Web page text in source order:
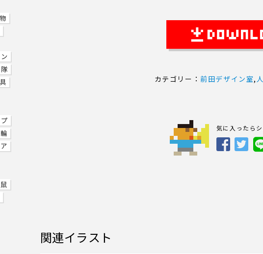
鼠
カテゴリー： 前田デザイン室,
気に入ったら
関連イラスト